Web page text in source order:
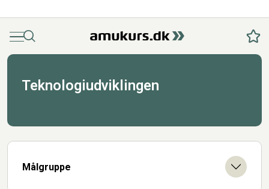
MenuSøg
Teknologiudviklingen
Målgruppe